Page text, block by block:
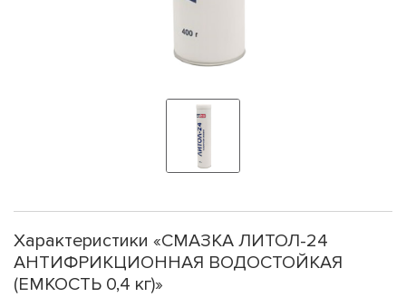
Характеристики «СМАЗКА ЛИТОЛ-24
АНТИФРИКЦИОННАЯ ВОДОСТОЙКАЯ
(ЕМКОСТЬ 0,4 кг)»